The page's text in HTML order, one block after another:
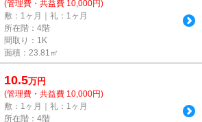
(管理費・共益費 10,000円)
敷：1ヶ月｜礼：1ヶ月
所在階：4階
間取り：1K
面積：23.81㎡
10.5万円
(管理費・共益費 10,000円)
敷：1ヶ月｜礼：1ヶ月
所在階：4階